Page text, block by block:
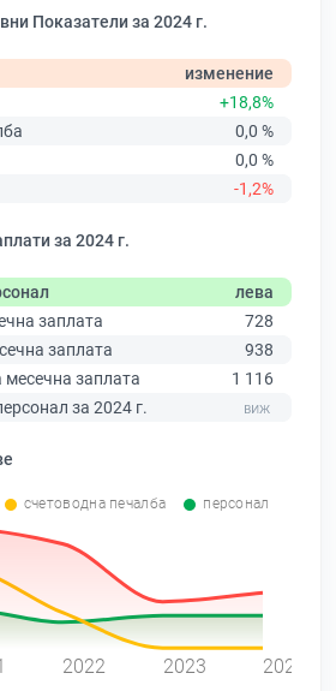
Показатели за 2024 г.
изменение
+18,8%
0,0 %
0,0 %
-1,2%
за 2024 г.
лева
заплата
728
заплата
938
заплата
1 116
за 2024 г.
счетоводна печалба персонал
2022 2023 2024